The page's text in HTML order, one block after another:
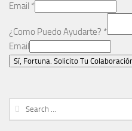
Email *
¿Como Puedo Ayudarte? *
Email
Sí, Fortuna. Solicito Tu
Search
for: